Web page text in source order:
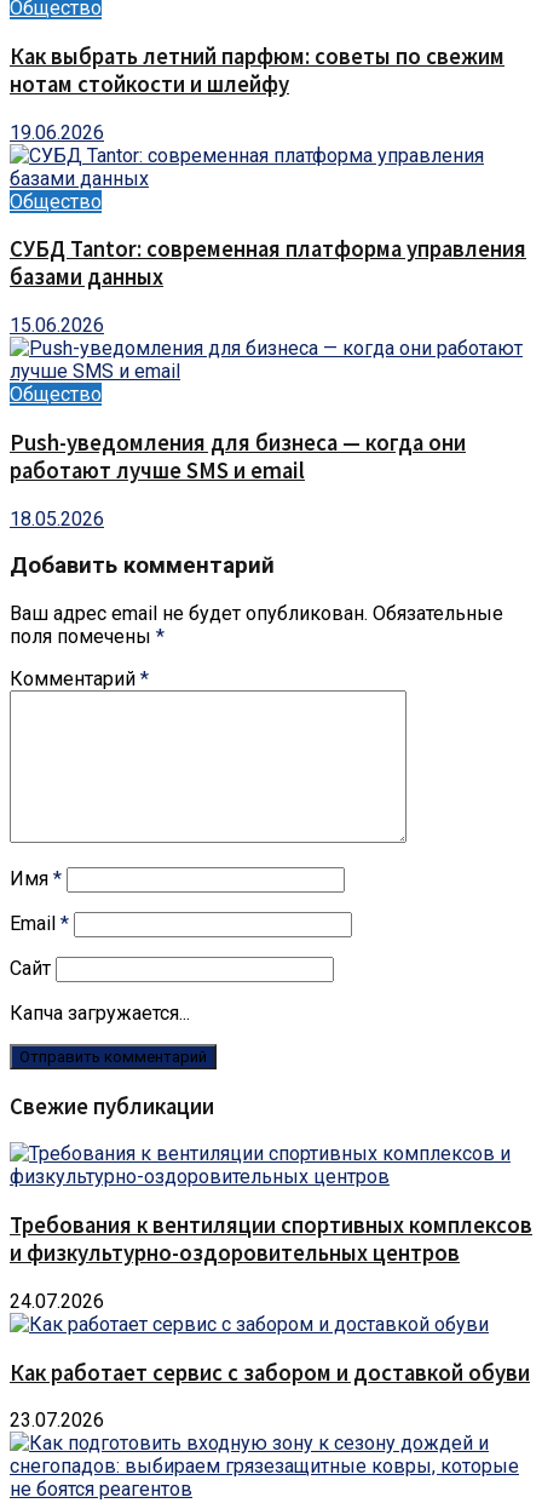
Общество
Как выбрать летний парфюм: советы по свежим
нотам стойкости и шлейфу
19.06.2026
Общество
СУБД Tantor: современная платформа управления
базами данных
15.06.2026
Общество
Push-уведомления для бизнеса — когда они
работают лучше SMS и email
18.05.2026
Добавить комментарий
Ваш адрес email не будет опубликован. Обязательные
поля помечены *
Комментарий *
Имя *
Email *
Сайт
Капча загружается...
Свежие публикации
Требования к вентиляции спортивных комплексов
и физкультурно-оздоровительных центров
24.07.2026
Как работает сервис с забором и доставкой обуви
23.07.2026